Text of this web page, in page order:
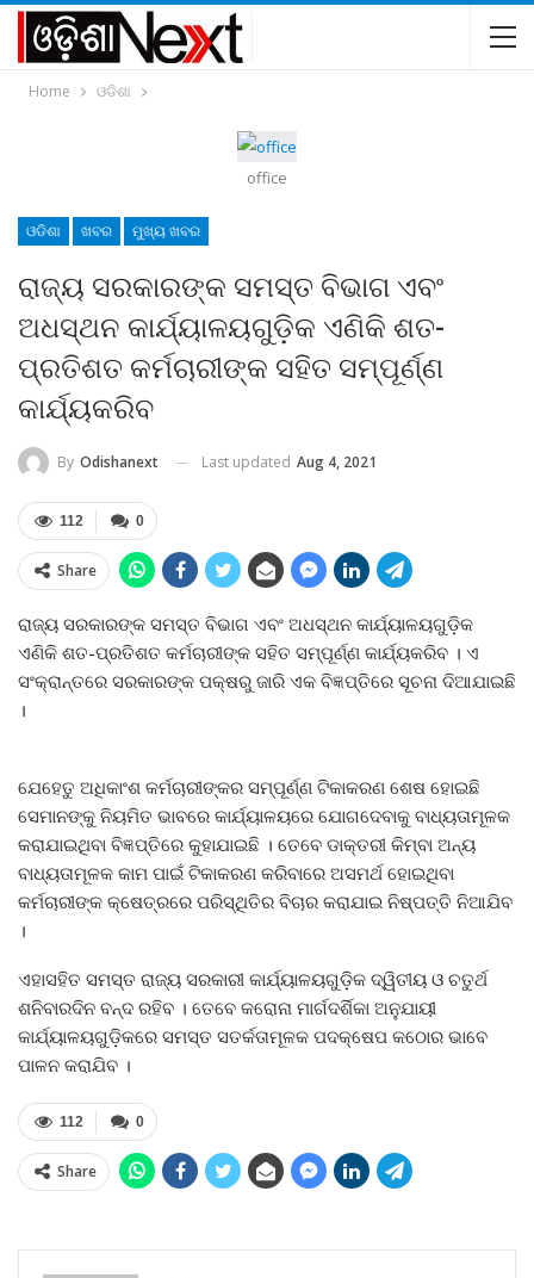
Home ଓଡିଶା
office
ଓଡିଶା ଖବର ମୁଖ୍ୟ ଖବର
ରାଜ୍ୟ ସରକାରଙ୍କ ସମସ୍ତ ବିଭାଗ ଏବଂ
ଅଧସ୍ଥନ କାର୍ଯ୍ୟାଳୟଗୁଡ଼ିକ ଏଣିକି ଶତ-
ପ୍ରତିଶତ କର୍ମଚାରୀଙ୍କ ସହିତ ସମ୍ପୂର୍ଣ୍ଣ
କାର୍ଯ୍ୟକରିବ
By Odishanext Last updated Aug 4, 2021
0
112
Share
ରାଜ୍ୟ ସରକାରଙ୍କ ସମସ୍ତ ବିଭାଗ ଏବଂ ଅଧସ୍ଥନ କାର୍ଯ୍ୟାଳୟଗୁଡ଼ିକ
ଏଣିକି ଶତ-ପ୍ରତିଶତ କର୍ମଚାରୀଙ୍କ ସହିତ ସମ୍ପୂର୍ଣ୍ଣ କାର୍ଯ୍ୟକରିବ । ଏ
ସଂକ୍ରାନ୍ତରେ ସରକାରଙ୍କ ପକ୍ଷରୁ ଜାରି ଏକ ବିଜ୍ଞପ୍ତିରେ ସୂଚନା ଦିଆଯାଇଛି
।
ଯେହେତୁ ଅଧିକାଂଶ କର୍ମଚାରୀଙ୍କର ସମ୍ପୂର୍ଣ୍ଣ ଟିକାକରଣ ଶେଷ ହୋଇଛି
ସେମାନଙ୍କୁ ନିୟମିତ ଭାବରେ କାର୍ଯ୍ୟାଳୟରେ ଯୋଗଦେବାକୁ ବାଧ୍ୟତାମୂଳକ
କରାଯାଇଥିବା ବିଜ୍ଞପ୍ତିରେ କୁହାଯାଇଛି । ତେବେ ଡାକ୍ତରୀ କିମ୍ବା ଅନ୍ୟ
ବାଧ୍ୟତାମୂଳକ କାମ ପାଇଁ ଟିକାକରଣ କରିବାରେ ଅସମର୍ଥ ହୋଇଥିବା
କର୍ମଚାରୀଙ୍କ କ୍ଷେତ୍ରରେ ପରିସ୍ଥିତିର ବିଚାର କରାଯାଇ ନିଷ୍ପତ୍ତି ନିଆଯିବ
।
ଏହାସହିତ ସମସ୍ତ ରାଜ୍ୟ ସରକାରୀ କାର୍ଯ୍ୟାଳୟଗୁଡ଼ିକ ଦ୍ୱିତୀୟ ଓ ଚତୁର୍ଥ
ଶନିବାରଦିନ ବନ୍ଦ ରହିବ । ତେବେ କରୋନା ମାର୍ଗଦର୍ଶିକା ଅନୁଯାୟୀ
କାର୍ଯ୍ୟାଳୟଗୁଡ଼ିକରେ ସମସ୍ତ ସତର୍କତାମୂଳକ ପଦକ୍ଷେପ କଠୋର ଭାବେ
ପାଳନ କରାଯିବ ।
0
112
Share